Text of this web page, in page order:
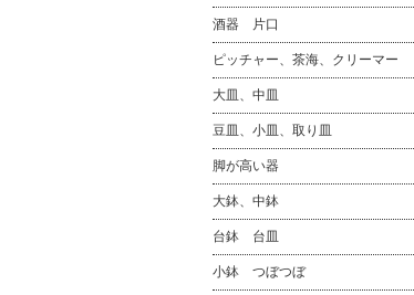
酒器 片口
ピッチャー、茶海、クリーマー
大皿、中皿
豆皿、小皿、取り皿
脚が高い器
大鉢、中鉢
台鉢 台皿
小鉢 つぼつぼ